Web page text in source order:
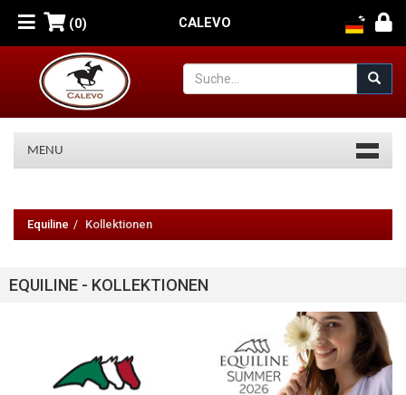
(0) CALEVO
MENU
Basic
Reitsport
Equiline Kollektionen
EQUILINE - KOLLEKTIONEN